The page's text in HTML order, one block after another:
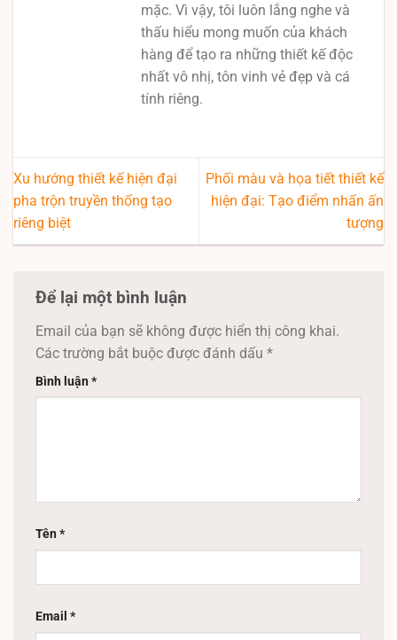
mặc. Vì vậy, tôi luôn lắng nghe và
thấu hiểu mong muốn của khách
hàng để tạo ra những thiết kế độc
nhất vô nhị, tôn vinh vẻ đẹp và cá
tính riêng.
Xu hướng thiết kế hiện đại
pha trộn truyền thống tạo
riêng biệt
Phối màu và họa tiết thiết kế
hiện đại: Tạo điểm nhấn ấn
tượng
Để lại một bình luận
Email của bạn sẽ không được hiển thị công khai.
Các trường bắt buộc được đánh dấu *
Bình luận*
Tên*
Email *